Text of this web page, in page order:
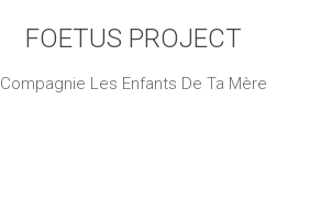
FOETUS PROJECT
Compagnie Les Enfants De Ta Mère